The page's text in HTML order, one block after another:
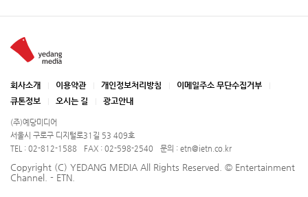
회사소개 이용약관 개인정보처리방침
이메일주소 무단수집거부
큐톤정보
오시는 길 광고안내
(주)예당미디어
서울시 구로구 디지털로31길 53 409호
TEL : 02-812-1588
FAX : 02-598-2540 문의 : etn@ietn.co.kr
Copyright (C) YEDANG MEDIA All Rights Reserved. © Entertainment
Channel. - ETN.